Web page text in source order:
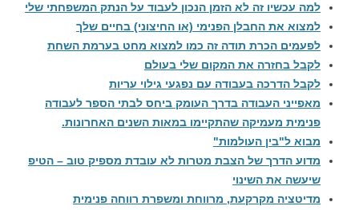
למה עכשיו זה לא הזמן הנכון לעבוד על הנתק המשפחתי שלי
למצוא את החבלן הפנימי (או החיצוני) בחיים שלך
לפעמים הכרת תודה זה כמו למצוא מחט בערמת השחת
לקבל בחזרה את המקום שלי בעולם
לקבל הדרכה בעבודה עם נפגעי גילוי עריות
מאפייני העבודה בדרך העומק ביחס לבתי הספר לעבודה
פנימית מעמיקה שהתקיימו במאות השנים האחרונות.
מבוא ל"בין העולמות"
מדוע הדרך של הצבת מטרות לא עובדת מספיק טוב – הטיפ
שיעשה את השינוי
מדיטציה מקרקעת, מרווחת ומשפרת רווחה פנימית